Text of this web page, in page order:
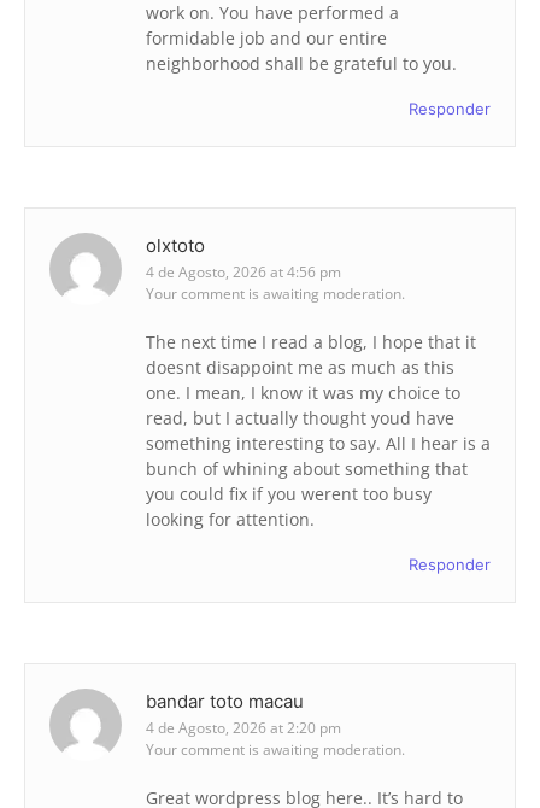
work on. You have performed a
formidable job and our entire
neighborhood shall be grateful to you.
Responder
olxtoto
4 de Agosto, 2026 at 4:56 pm
Your comment is awaiting moderation.
The next time I read a blog, I hope that it
doesnt disappoint me as much as this
one. I mean, I know it was my choice to
read, but I actually thought youd have
something interesting to say. All I hear is a
bunch of whining about something that
you could fix if you werent too busy
looking for attention.
Responder
bandar toto macau
4 de Agosto, 2026 at 2:20 pm
Your comment is awaiting moderation.
Great wordpress blog here.. It’s hard to